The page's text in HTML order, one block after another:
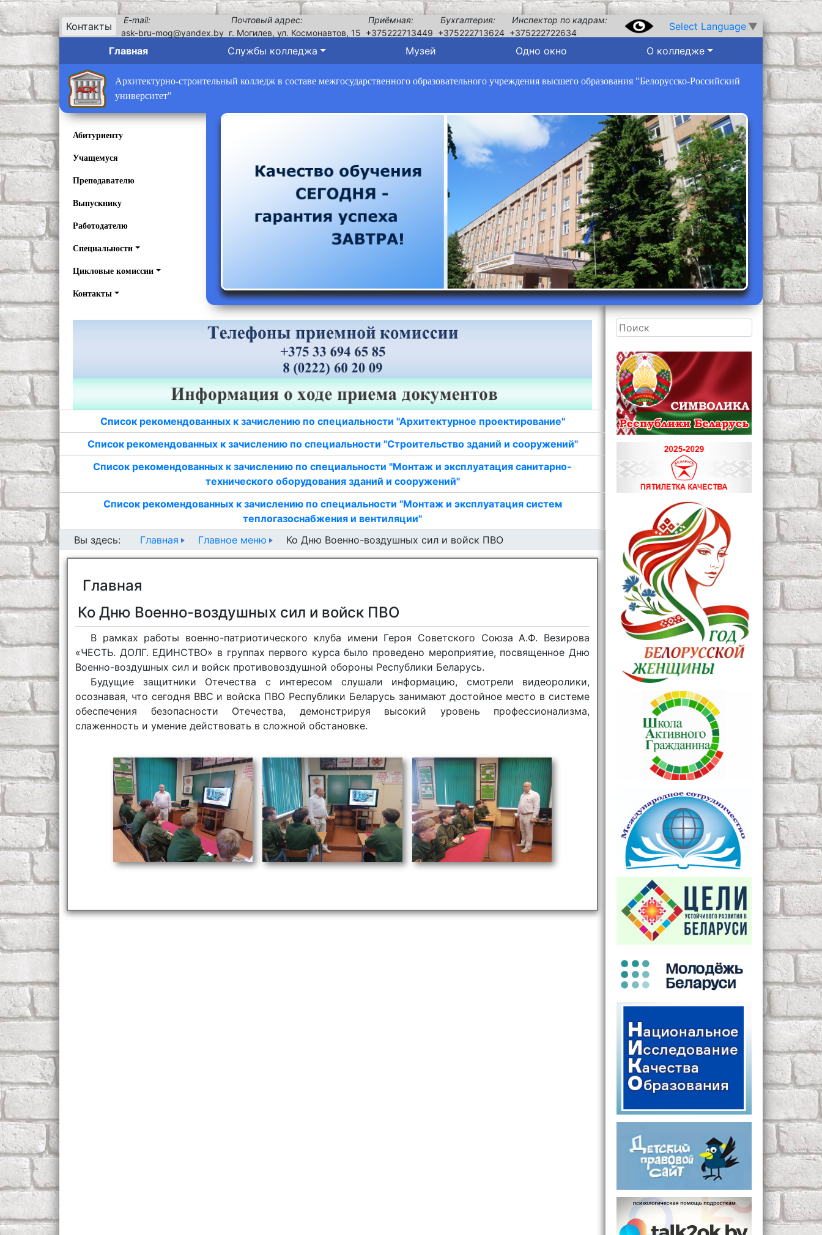
Контакты
E-mail:
ask-bru-mog@yandex.by
Почтовый адрес:
г. Могилев, ул. Космонавтов, 15
Приёмная:
+375222713449
Бухгалтерия:
+375222713624
Инспектор по кадрам:
+375222722634
Select Language ▼
Главная Службы колледжа Музей Одно окно О колледже
Архитектурно-строительный колледж в составе межгосударственного образовательного учреждения высшего образования "Белорусско-Российский
университет"
Абитуриенту
Учащемуся
Преподавателю
Выпускнику
Работодателю
Специальности
Цикловые комиссии
Контакты
Список рекомендованных к зачислению по специальности "Архитектурное проектирование"
Список рекомендованных к зачислению по специальности "Строительство зданий и сооружений"
Список рекомендованных к зачислению по специальности "Монтаж и эксплуатация санитарно-
технического оборудования зданий и сооружений"
Список рекомендованных к зачислению по специальности "Монтаж и эксплуатация систем
теплогазоснабжения и вентиляции"
Вы здесь:
Главная Главное меню Ко Дню Военно-воздушных сил и войск ПВО
Главная
Ко Дню Военно-воздушных сил и войск ПВО
В рамках работы военно-патриотического клуба имени Героя Советского Союза А.Ф. Везирова
«ЧЕСТЬ. ДОЛГ. ЕДИНСТВО» в группах первого курса было проведено мероприятие, посвященное Дню
Военно-воздушных сил и войск противовоздушной обороны Республики Беларусь.
Будущие защитники Отечества с интересом слушали информацию, смотрели видеоролики,
осознавая, что сегодня ВВС и войска ПВО Республики Беларусь занимают достойное место в системе
обеспечения безопасности Отечества, демонстрируя высокий уровень профессионализма,
слаженность и умение действовать в сложной обстановке.